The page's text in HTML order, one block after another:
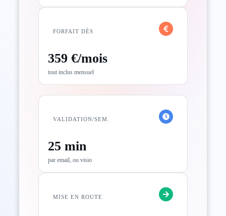
FORFAIT DÈS
359 €/mois
tout inclus mensuel
VALIDATION/SEM.
25 min
par email, ou visio
MISE EN ROUTE